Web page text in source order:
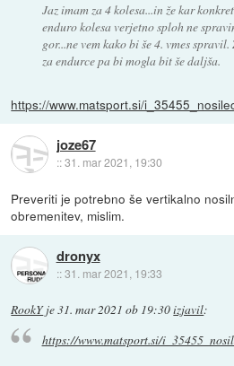
Jaz imam za 4 kolesa...in že kar
enduro kolesa verjetno sploh ne
gor...ne vem kako bi še 4. vmes
za endurce pa bi mogla bit še daljša.
https://www.matsport.si/
joze67
::31. mar 2021, 19:30
Preveriti je potrebno še vertikalno
obremenitev, mislim.
dronyx
::31. mar 2021, 19:33
RookYje31. mar 2021 ob 19:30izjavil:
https://www.matsport.si/